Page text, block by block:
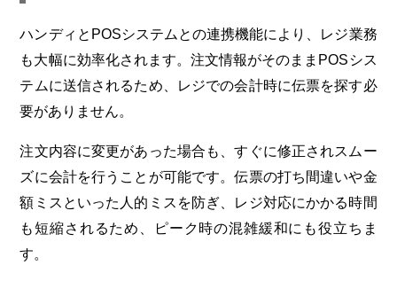
ハンディとPOSシステムとの連携機能により、レジ業務
も大幅に効率化されます。注文情報がそのままPOSシス
テムに送信されるため、レジでの会計時に伝票を探す必
要がありません。
注文内容に変更があった場合も、すぐに修正されスムー
ズに会計を行うことが可能です。伝票の打ち間違いや金
額ミスといった人的ミスを防ぎ、レジ対応にかかる時間
も短縮されるため、ピーク時の混雑緩和にも役立ちま
す。